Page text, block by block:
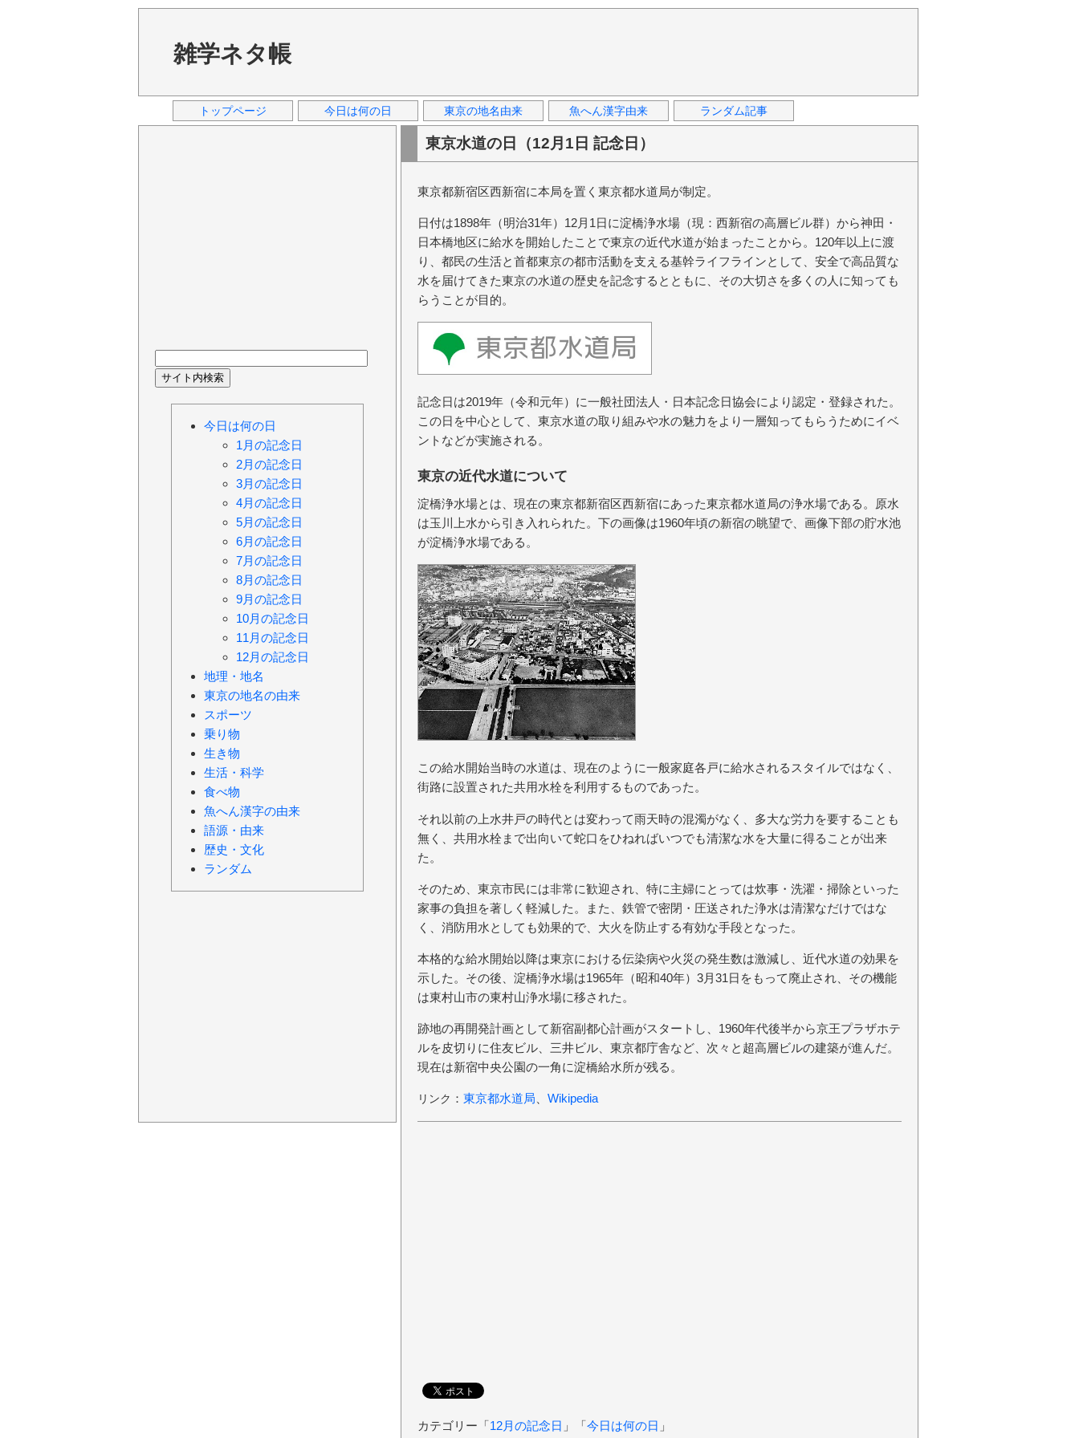
雑学ネタ帳
トップページ 今日は何の日 東京の地名由来 魚へん漢字由来 ランダム記事
東京水道の日（12月1日 記念日）
東京都新宿区西新宿に本局を置く東京都水道局が制定。
日付は1898年（明治31年）12月1日に淀橋浄水場（現：西新宿の高層ビル群）から神田・
日本橋地区に給水を開始したことで東京の近代水道が始まったことから。120年以上に渡
り、都民の生活と首都東京の都市活動を支える基幹ライフラインとして、安全で高品質な
水を届けてきた東京の水道の歴史を記念するとともに、その大切さを多くの人に知っても
らうことが目的。
記念日は2019年（令和元年）に一般社団法人・日本記念日協会により認定・登録された。
この日を中心として、東京水道の取り組みや水の魅力をより一層知ってもらうためにイベ
ントなどが実施される。
東京の近代水道について
淀橋浄水場とは、現在の東京都新宿区西新宿にあった東京都水道局の浄水場である。原水
は玉川上水から引き入れられた。下の画像は1960年頃の新宿の眺望で、画像下部の貯水池
が淀橋浄水場である。
この給水開始当時の水道は、現在のように一般家庭各戸に給水されるスタイルではなく、
街路に設置された共用水栓を利用するものであった。
それ以前の上水井戸の時代とは変わって雨天時の混濁がなく、多大な労力を要することも
無く、共用水栓まで出向いて蛇口をひねればいつでも清潔な水を大量に得ることが出来
た。
そのため、東京市民には非常に歓迎され、特に主婦にとっては炊事・洗濯・掃除といった
家事の負担を著しく軽減した。また、鉄管で密閉・圧送された浄水は清潔なだけではな
く、消防用水としても効果的で、大火を防止する有効な手段となった。
本格的な給水開始以降は東京における伝染病や火災の発生数は激減し、近代水道の効果を
示した。その後、淀橋浄水場は1965年（昭和40年）3月31日をもって廃止され、その機能
は東村山市の東村山浄水場に移された。
跡地の再開発計画として新宿副都心計画がスタートし、1960年代後半から京王プラザホテ
ルを皮切りに住友ビル、三井ビル、東京都庁舎など、次々と超高層ビルの建築が進んだ。
現在は新宿中央公園の一角に淀橋給水所が残る。
リンク ： 東京都水道局 Wikipedia
カテゴリー「12月の記念日 」「今日は何の日 」
今日は何の日
1月の記念日
2月の記念日
3月の記念日
4月の記念日
5月の記念日
6月の記念日
7月の記念日
8月の記念日
9月の記念日
10月の記念日
11月の記念日
12月の記念日
地理・地名
東京の地名の由来
スポーツ
乗り物
生き物
生活・科学
食べ物
魚へん漢字の由来
語源・由来
歴史・文化
ランダム